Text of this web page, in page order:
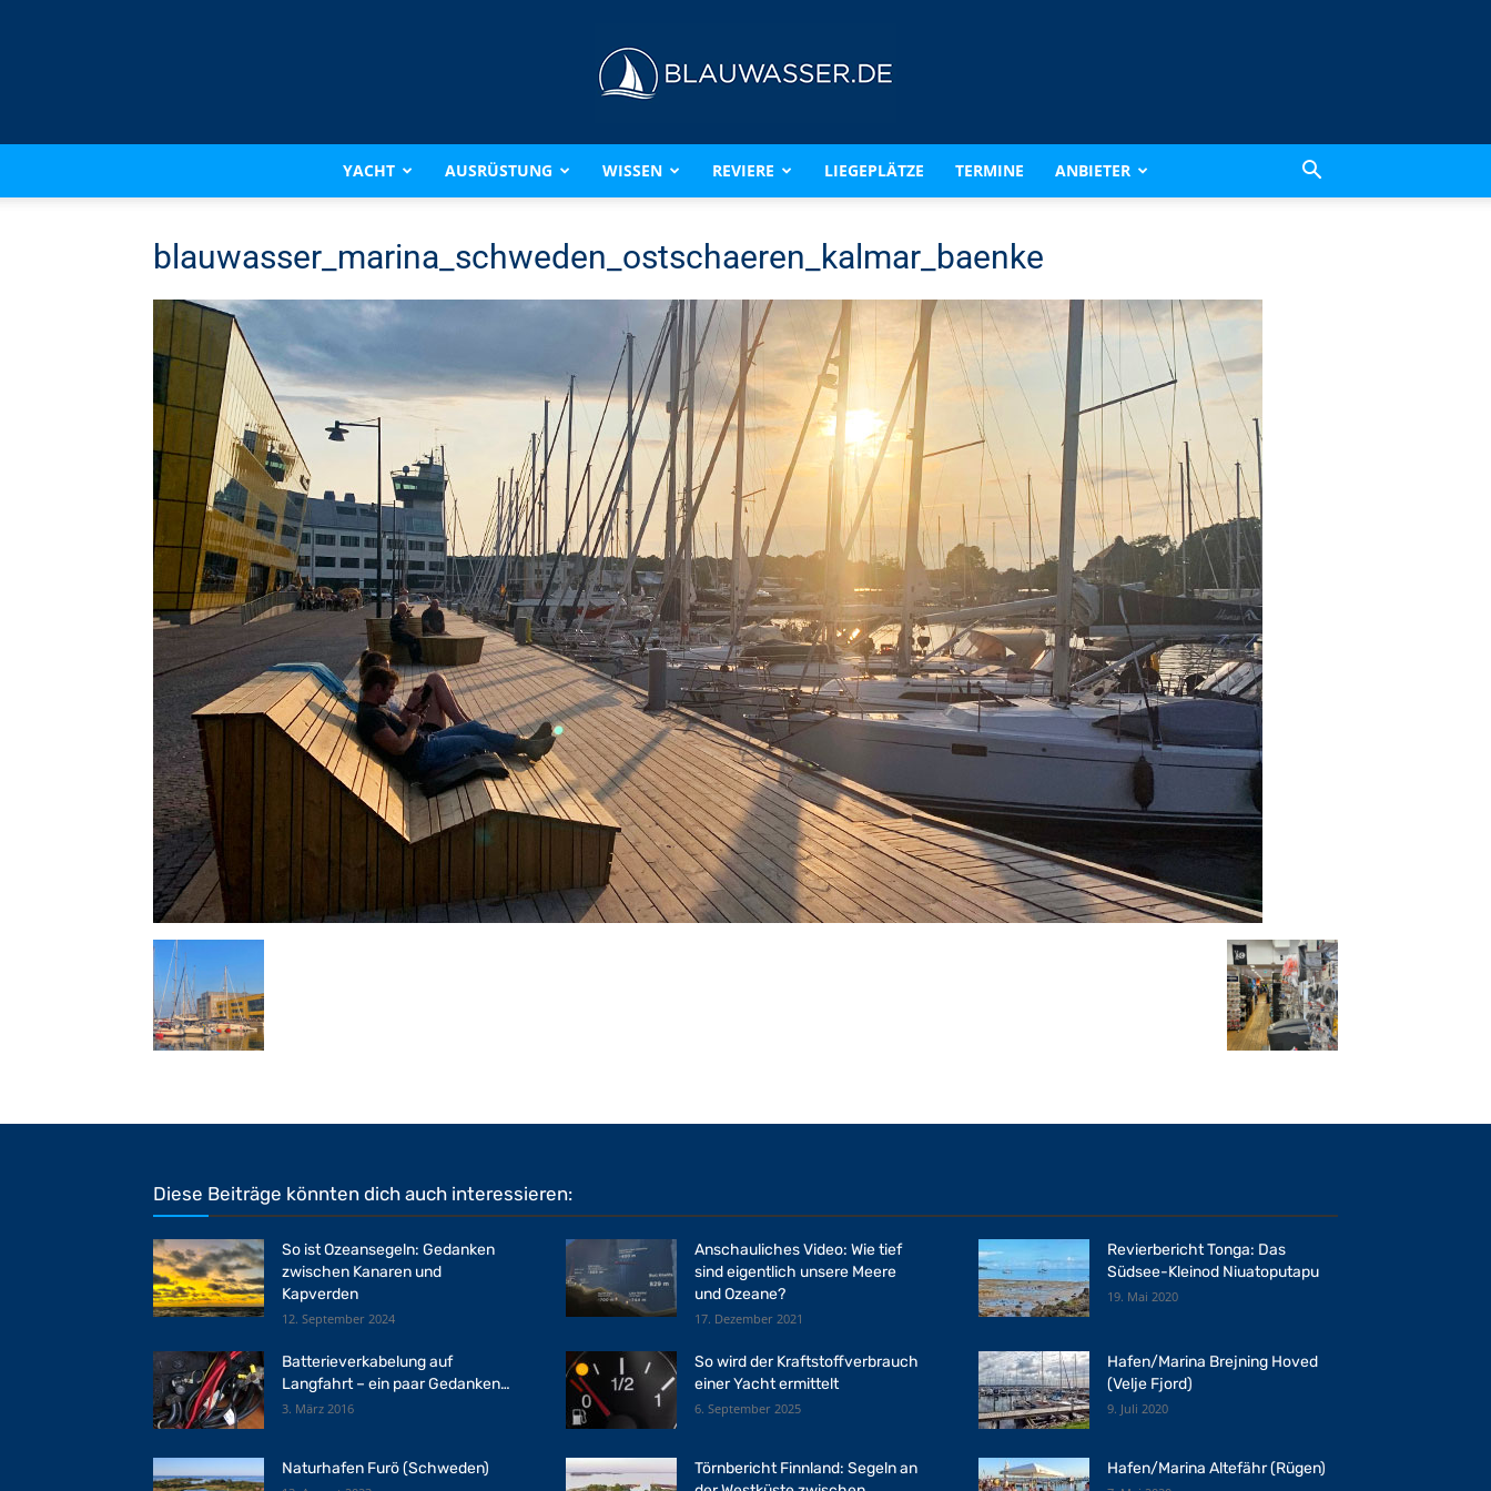
BLAUWASSER.DE
YACHT AUSRÜSTUNG WISSEN REVIERE LIEGEPLÄTZE TERMINE ANBIETER
blauwasser_marina_schweden_ostschaeren_kalmar_baenke
Diese Beiträge könnten dich auch interessieren:
So ist Ozeansegeln: Gedanken
zwischen Kanaren und
Kapverden
12. September 2024
Anschauliches Video: Wie tief
sind eigentlich unsere Meere
und Ozeane?
17. Dezember 2021
Revierbericht Tonga: Das
Südsee-Kleinod Niuatoputapu
19. Mai 2020
Batterieverkabelung auf
Langfahrt – ein paar Gedanken…
3. März 2016
So wird der Kraftstoffverbrauch
einer Yacht ermittelt
6. September 2025
Hafen/Marina Brejning Hoved
(Velje Fjord)
9. Juli 2020
Naturhafen Furö (Schweden)
Törnbericht Finnland: Segeln an
Hafen/Marina Altefähr (Rügen)